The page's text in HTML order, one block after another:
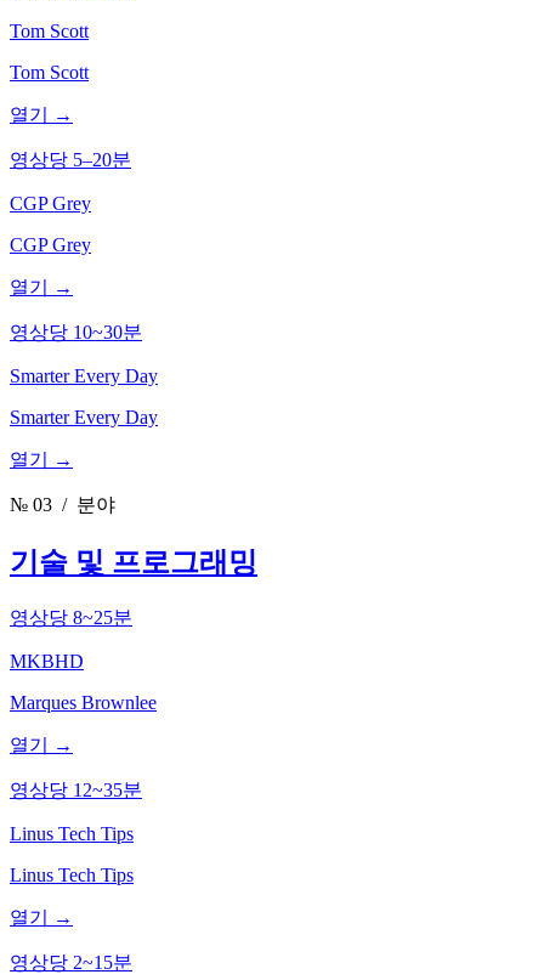
Tom Scott
Tom Scott
열기 →
영상당 5–20분
CGP Grey
CGP Grey
열기 →
영상당 10~30분
Smarter Every Day
Smarter Every Day
열기 →
№ 03 / 분야
기술 및 프로그래밍
영상당 8~25분
MKBHD
Marques Brownlee
열기 →
영상당 12~35분
Linus Tech Tips
Linus Tech Tips
열기 →
영상당 2~15분